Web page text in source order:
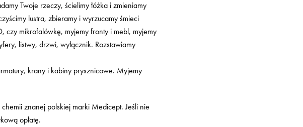
Twoje rzeczy, ścielimy łóżka i zmieniamy
lustra, zbieramy i wyrzucamy śmieci
czy mikrofalówkę, myjemy fronty i mebl, myjemy
listwy, drzwi, wyłącznik. Rozstawiamy
krany i kabiny prysznicowe. Myjemy
znanej polskiej marki Medicept. Jeśli nie
opłatę.